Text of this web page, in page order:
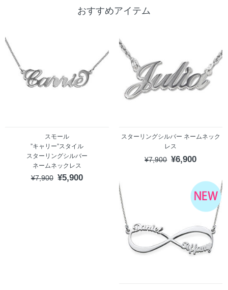
おすすめアイテム
スモール
”キャリー”スタイル
スターリングシルバー
ネームネックレス
¥7,900 ¥5,900
スターリングシルバー ネームネック
レス
¥7,900 ¥6,900